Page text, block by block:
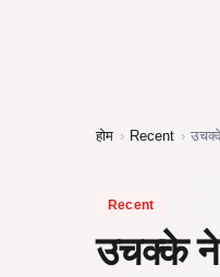
होम › Recent ›
Recent
उचक्के ने